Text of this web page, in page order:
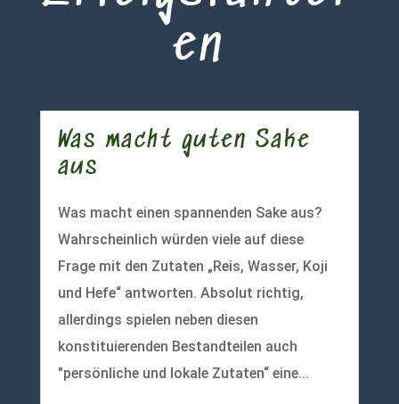
en
Was macht guten Sake
aus
Was macht einen spannenden Sake aus?
Wahrscheinlich würden viele auf diese
Frage mit den Zutaten „Reis, Wasser, Koji
und Hefe“ antworten. Absolut richtig,
allerdings spielen neben diesen
konstituierenden Bestandteilen auch
"persönliche und lokale Zutaten“ eine...